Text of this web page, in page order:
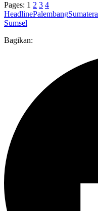
Pages: 1 2 3 4
HeadlinePalembangSumatera
Sumsel
Bagikan: